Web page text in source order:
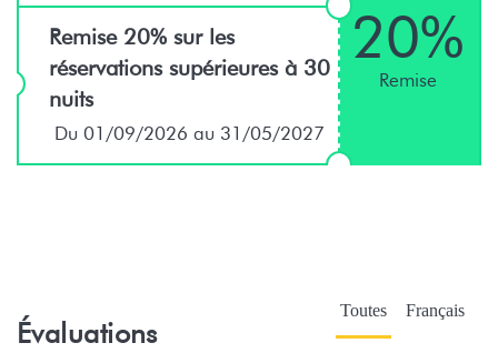
Remise 20% sur les
réservations supérieures à 30
nuits
Du 01/09/2026 au 31/05/2027
20%
Remise
Évaluations
Toutes Français